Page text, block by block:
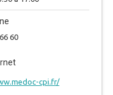
60
cpi.fr/